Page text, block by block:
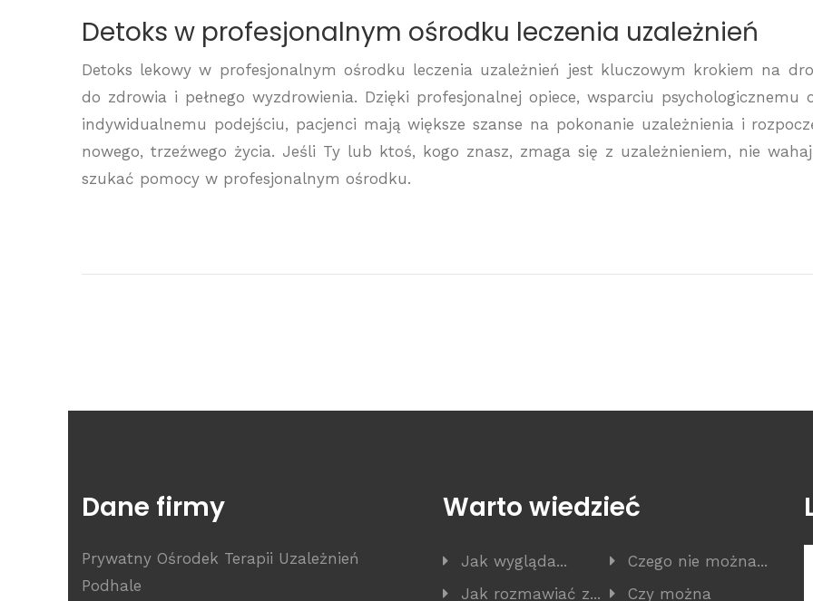
Detoks w profesjonalnym ośrodku leczenia uzależnień
Detoks lekowy w profesjonalnym ośrodku leczenia uzależnień jest kluczowym krokiem na
do zdrowia i pełnego wyzdrowienia. Dzięki profesjonalnej opiece, wsparciu psychologicznemu
indywidualnemu podejściu, pacjenci mają większe szanse na pokonanie uzależnienia i
nowego, trzeźwego życia. Jeśli Ty lub ktoś, kogo znasz, zmaga się z uzależnieniem, nie
szukać pomocy w profesjonalnym ośrodku.
Dane firmy
Prywatny Ośrodek Terapii Uzależnień
Podhale
Warto wiedzieć
Jak wygląda...
Czego nie można...
Jak rozmawiać z...
Czy można